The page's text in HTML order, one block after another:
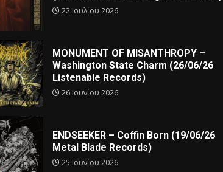
22 Ιουλίου 2026
MONUMENT OF MISANTHROPY –
Washington State Charm (26/06/26
Listenable Records)
26 Ιουνίου 2026
ENDSEEKER – Coffin Born (19/06/26
Metal Blade Records)
25 Ιουνίου 2026